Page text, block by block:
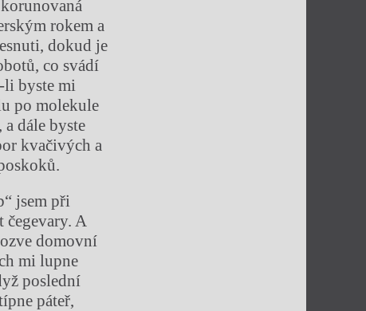
rokem a
dokud je
co svádí
li byste mi
po molekule
dále byste
kvačivých a
jsem při
čegevary. A
domovní
mi lupne
poslední
páteř,